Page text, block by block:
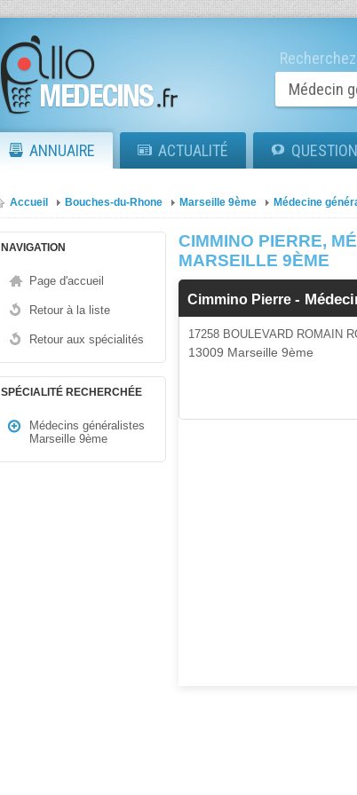
ANNUAIRE ACTUALITÉ
Accueil Bouches-du-Rhone Marseille 9ème Médecine
NAVIGATION
Page d'accueil
Retour à la liste
Retour aux spécialités
SPÉCIALITÉ RECHERCHÉE
Médecins généralistes
Marseille 9ème
CIMMINO PIERRE,
MARSEILLE 9ÈME
Cimmino Pierre-
17258 BOULEVARD ROMAIN
13009 Marseille 9ème